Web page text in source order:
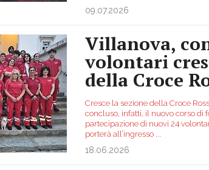
09.07.2026
Villanova,
volontari
della Croce
Cresce la sezione della Croce
concluso, infatti, il nuovo corso di
partecipazione di nuovi 24
porterà all’ingresso
18.06.2026